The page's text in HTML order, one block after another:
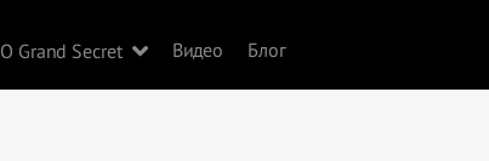
О Grand Secret Видео Блог